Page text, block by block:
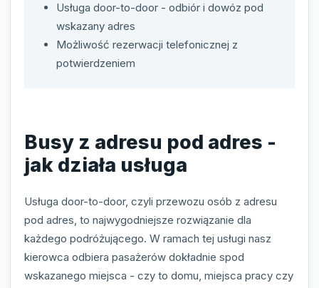
Usługa door-to-door - odbiór i dowóz pod
wskazany adres
Możliwość rezerwacji telefonicznej z
potwierdzeniem
Busy z adresu pod adres -
jak działa usługa
Usługa door-to-door, czyli przewozu osób z adresu
pod adres, to najwygodniejsze rozwiązanie dla
każdego podróżującego. W ramach tej usługi nasz
kierowca odbiera pasażerów dokładnie spod
wskazanego miejsca - czy to domu, miejsca pracy czy